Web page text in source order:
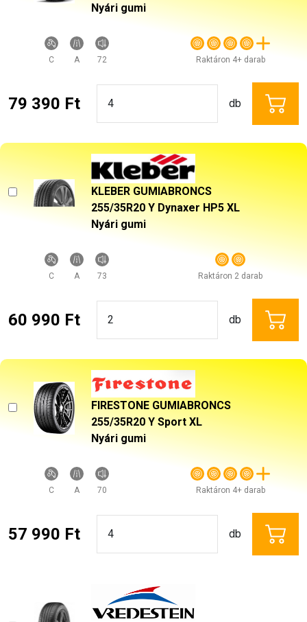
Nyári gumi
C A 72 Raktáron 4+ darab
79 390 Ft db
KLEBER GUMIABRONCS
255/35R20 Y Dynaxer HP5 XL
Nyári gumi
C A 73 Raktáron 2 darab
60 990 Ft db
FIRESTONE GUMIABRONCS
255/35R20 Y Sport XL
Nyári gumi
C A 70 Raktáron 4+ darab
57 990 Ft db